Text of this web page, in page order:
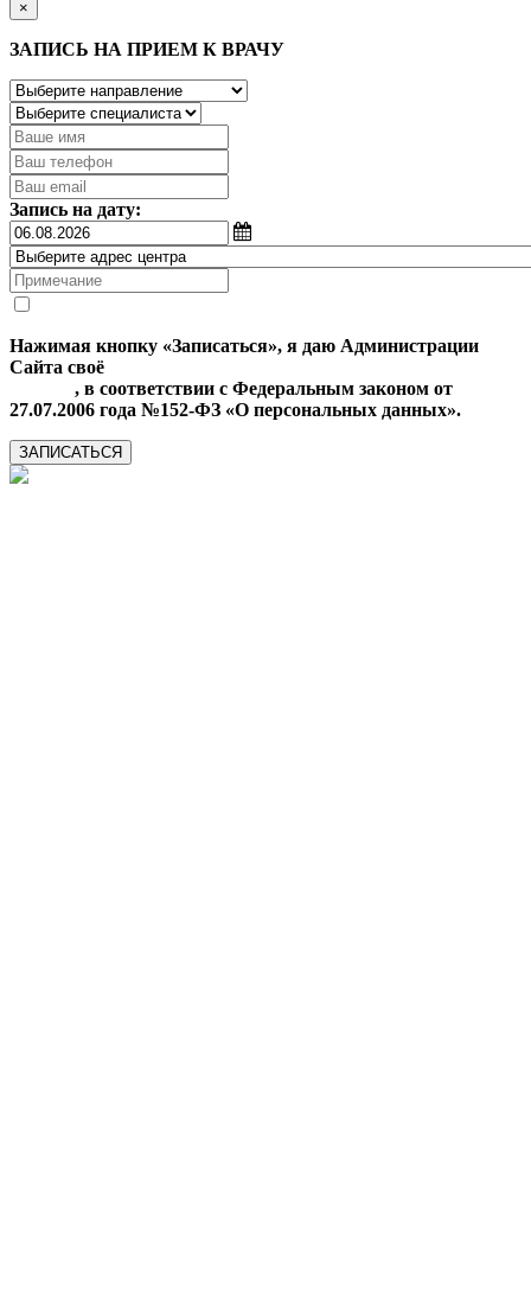
×
ЗАПИСЬ НА ПРИЕМ К ВРАЧУ
Запись на дату:
Нажимая кнопку «Записаться», я даю Администрации
Сайта своё
, в соответствии с Федеральным законом от
27.07.2006 года №152-ФЗ «О персональных данных».
ЗАПИСАТЬСЯ